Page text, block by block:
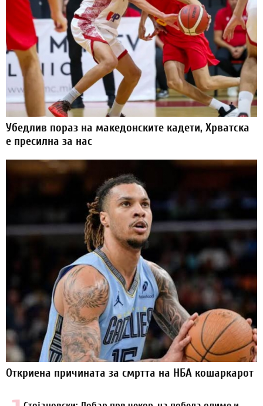
Убедлив пораз на македонските кадети, Хрватска
е пресилна за нас
Откриена причината за смртта на НБА кошаркарот